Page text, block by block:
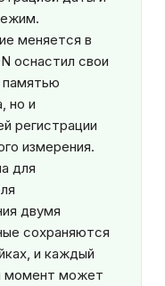
меняется в
оснастил свои
но и
регистрации
измерения.
для
двумя
сохраняются
и каждый
момент может